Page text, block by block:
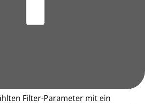
Filter-Parameter mit ein